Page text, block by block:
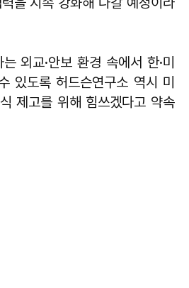
외교·안보 환경 속에서 한·미
있도록 허드슨연구소 역시 미
제고를 위해 힘쓰겠다고 약속